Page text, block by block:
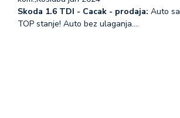
Skoda 1.6 TDI - Cacak - prodaja: Auto
TOP stanje! Auto bez ulaganja.…